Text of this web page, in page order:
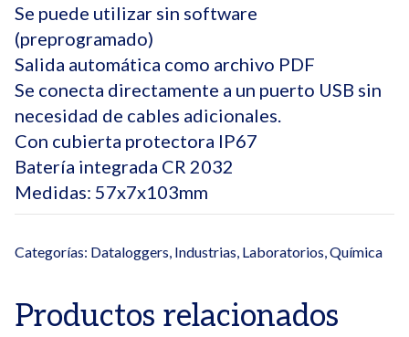
Se puede utilizar sin software
(preprogramado)
Salida automática como archivo PDF
Se conecta directamente a un puerto USB sin
necesidad de cables adicionales.
Con cubierta protectora IP67
Batería integrada CR 2032
Medidas: 57x7x103mm
Categorías: Dataloggers, Industrias, Laboratorios,Química
Productos relacionados